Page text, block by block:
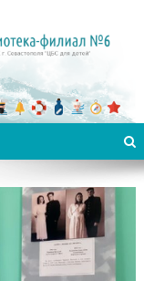
№6 для